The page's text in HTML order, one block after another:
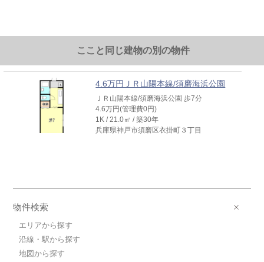
ここと同じ建物の別の物件
4.6万円ＪＲ山陽本線/須磨海浜公園
ＪＲ山陽本線/須磨海浜公園 歩7分
4.6万円(管理費0円)
1K / 21.0㎡ / 築30年
兵庫県神戸市須磨区衣掛町３丁目
物件検索
エリアから探す
沿線・駅から探す
地図から探す